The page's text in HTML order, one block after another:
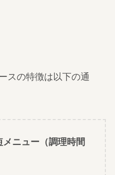
スの特徴は以下の通
ニュー（調理時間